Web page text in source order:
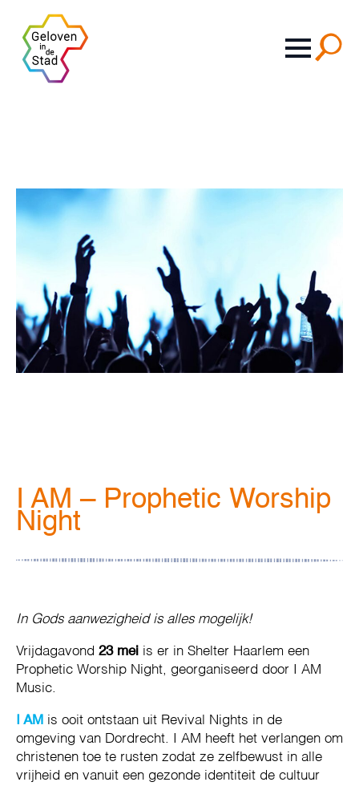
I AM – Prophetic Worship
Night
In Gods aanwezigheid is alles mogelijk!
Vrijdagavond 23 mei is er in Shelter Haarlem een
Prophetic Worship Night, georganiseerd door I AM
Music.
I AM is ooit ontstaan uit Revival Nights in de
omgeving van Dordrecht. I AM heeft het verlangen om
christenen toe te rusten zodat ze zelfbewust in alle
vrijheid en vanuit een gezonde identiteit de cultuur